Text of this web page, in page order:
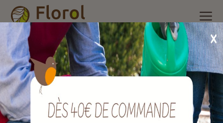
Accueil Nos produits /Poterie et accessoires /Pot plastique/
Pot nazca sable 30x30 cm